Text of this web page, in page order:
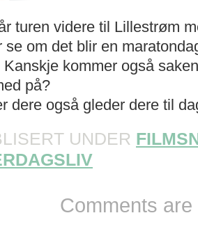
turen videre til Lillestrøm
se om det blir en
Kanskje kommer også
på?
dere også gleder dere til
UNDER
Comments